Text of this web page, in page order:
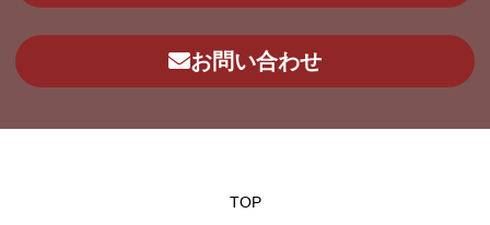
お問い合わせ
TOP